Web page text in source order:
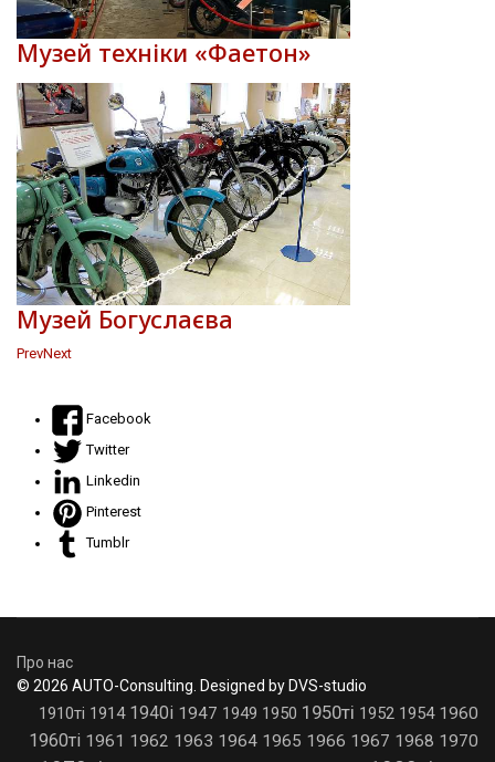
Музей техніки «Фаетон»
Музей Богуслаєва
PrevNext
Facebook
Twitter
Linkedin
Pinterest
Tumblr
Про нас
© 2026 AUTO-Consulting. Designed by DVS-studio
1910ті 1914 1940і 1947 1949 1950 1950ті 1952 1954 1960
1960ті 1961 1962 1963 1964 1965 1966 1967 1968 1970